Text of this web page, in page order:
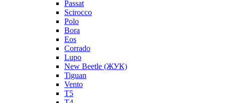
Passat
Scirocco
Polo
Bora
Eos
Corrado
Lupo
New Beetle (ЖУК)
Tiguan
Vento
T5